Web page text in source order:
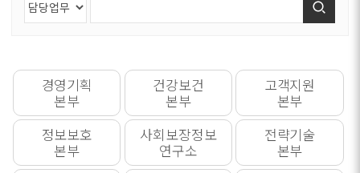
경영기획
본부
건강보건
본부
고객지원
본부
정보보호
본부
사회보장정보
연구소
전략기술
본부